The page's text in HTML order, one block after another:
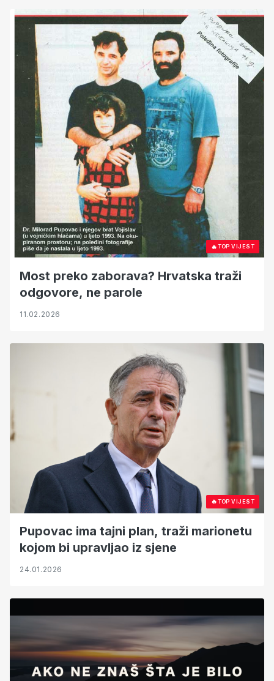
🔥TOP VIJEST
Most preko zaborava? Hrvatska traži
odgovore, ne parole
11.02.2026
🔥TOP VIJEST
Pupovac ima tajni plan, traži marionetu
kojom bi upravljao iz sjene
24.01.2026